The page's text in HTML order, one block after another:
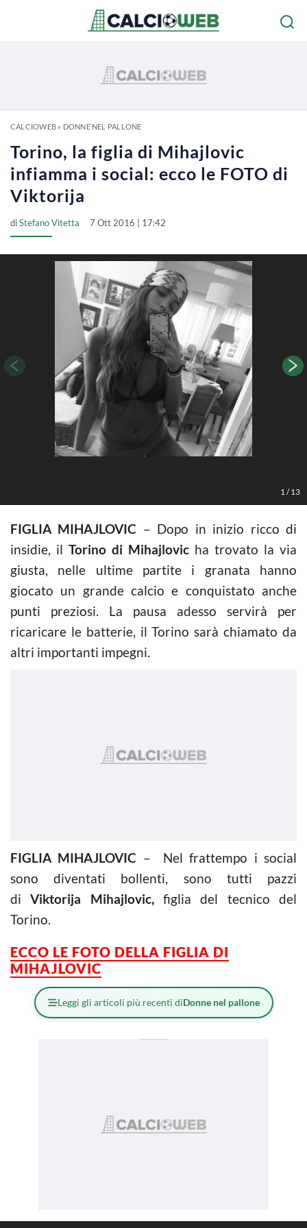
CALCIOWEB» DONNE NEL PALLONE
Torino, la figlia di Mihajlovic
infiamma i social: ecco le FOTO di
Viktorija
diStefano Vitetta 7 Ott 2016 | 17:42
1 /13
FIGLIA MIHAJLOVIC – Dopo in inizio ricco di
insidie, il Torino di Mihajlovic ha trovato la via
giusta, nelle ultime partite i granata hanno
giocato un grande calcio e conquistato anche
punti preziosi. La pausa adesso servirà per
ricaricare le batterie, il Torino sarà chiamato da
altri importanti impegni.
FIGLIA MIHAJLOVIC – Nel frattempo i social
sono diventati bollenti, sono tutti pazzi
diViktorija Mihajlovic,figlia del tecnico del
Torino.
ECCO LE FOTO DELLA FIGLIA DI
MIHAJLOVIC
Leggi gli articoli più recenti diDonne nel pallone